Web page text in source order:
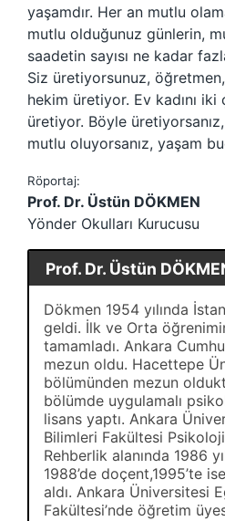
yaşamdır. Her an mutlu
mutlu olduğunuz günlerin,
saadetin sayısı ne kadar
Siz üretiyorsunuz,
hekim üretiyor. Ev kadını
üretiyor. Böyle
mutlu oluyorsanız, yaşam
Röportaj:
Prof. Dr. Üstün DÖKMEN
Yönder Okulları Kurucusu
Prof. Dr. Üstün
Dökmen 1954 yılında
geldi. İlk ve Orta
tamamladı. Ankara
mezun oldu. Hacettepe
bölümünden mezun
bölümde uygulamalı
lisans yaptı. Ankara
Bilimleri Fakültesi
Rehberlik alanında 1986
1988’de doçent,1995’te
aldı. Ankara Üniversitesi
Fakültesi’nde öğretim